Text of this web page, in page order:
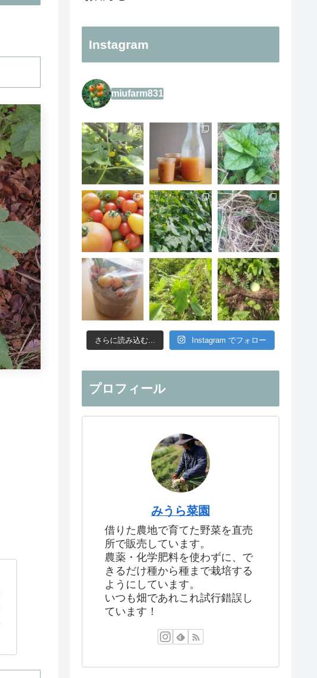
Instagram
miufarm831
さらに読み込む... Instagram でフォロー
プロフィール
みうら菜園
借りた農地で育てた野菜を直売
所で販売しています。
農薬・化学肥料を使わずに、で
きるだけ種から種まで栽培する
ようにしています。
いつも畑であれこれ試行錯誤し
ています！